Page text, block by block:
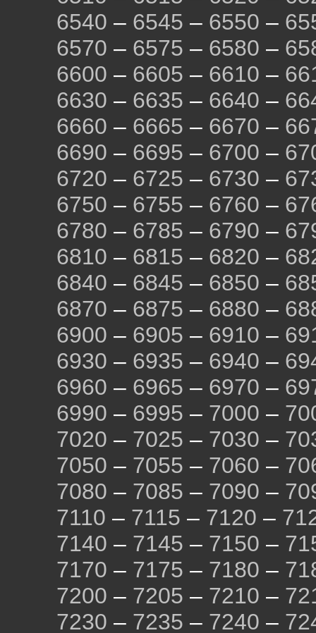
6540 – 6545 – 6550 –
6570 – 6575 – 6580 –
6600 – 6605 – 6610 –
6630 – 6635 – 6640 –
6660 – 6665 – 6670 –
6690 – 6695 – 6700 –
6720 – 6725 – 6730 –
6750 – 6755 – 6760 –
6780 – 6785 – 6790 –
6810 – 6815 – 6820 –
6840 – 6845 – 6850 –
6870 – 6875 – 6880 –
6900 – 6905 – 6910 –
6930 – 6935 – 6940 –
6960 – 6965 – 6970 –
6990 – 6995 – 7000 –
7020 – 7025 – 7030 –
7050 – 7055 – 7060 –
7080 – 7085 – 7090 –
7110 – 7115 – 7120 –
7140 – 7145 – 7150 –
7170 – 7175 – 7180 –
7200 – 7205 – 7210 –
7230 – 7235 – 7240 –